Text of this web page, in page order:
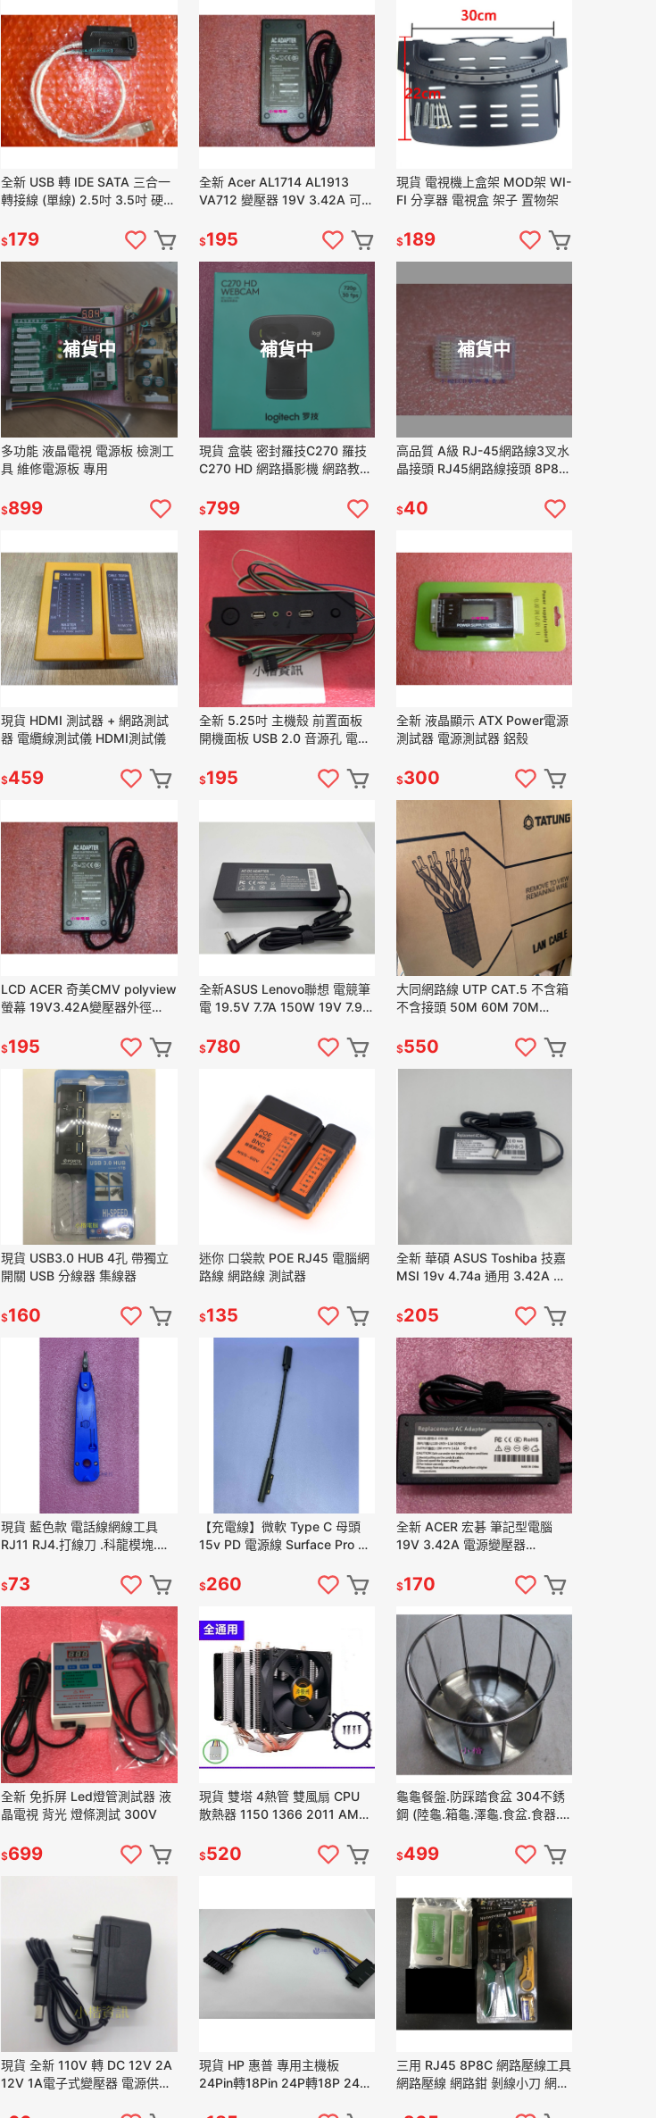
全新 USB 轉 IDE SATA 三合一
轉接線 (單線) 2.5吋 3.5吋 硬碟
$179
全新 Acer AL1714 AL1913
VA712 變壓器 19V 3.42A 可代
$195
現貨 電視機上盒架 MOD架 WI-
FI 分享器 電視盒 架子 置物架
$189
補貨中
多功能 液晶電視 電源板 檢測工
具 維修電源板 專用
$899
補貨中
現貨 盒裝 密封羅技C270 羅技
C270 HD 網路攝影機 網路教學
$799
補貨中
高品質 A級 RJ-45網路線3叉水
晶接頭 RJ45網路線接頭 8P8C
$40
現貨 HDMI 測試器 + 網路測試
器 電纜線測試儀 HDMI測試儀
$459
全新 5.25吋 主機殼 前置面板
開機面板 USB 2.0 音源孔 電源
$195
全新 液晶顯示 ATX Power電源
測試器 電源測試器 鋁殼
$300
LCD ACER 奇美CMV polyview
螢幕 19V3.42A變壓器外徑
$195
全新ASUS Lenovo聯想 電競筆
電 19.5V 7.7A 150W 19V 7.9A
$780
大同網路線 UTP CAT.5 不含箱
不含接頭 50M 60M 70M
$550
現貨 USB3.0 HUB 4孔 帶獨立
開關 USB 分線器 集線器
$160
迷你 口袋款 POE RJ45 電腦網
路線 網路線 測試器
$135
全新 華碩 ASUS Toshiba 技嘉
MSI 19v 4.74a 通用 3.42A 電
$205
現貨 藍色款 電話線網線工具
RJ11 RJ4.打線刀 .科龍模塊.打
插座 網路插座
$73
【充電線】微軟 Type C 母頭
15v PD 電源線 Surface Pro 3
$260
全新 ACER 宏碁 筆記型電腦
19V 3.42A 電源變壓器
$170
全新 免拆屏 Led燈管測試器 液
晶電視 背光 燈條測試 300V
$699
現貨 雙塔 4熱管 雙風扇 CPU
散熱器 1150 1366 2011 AM2
$520
龜龜餐盤.防踩踏食盆 304不銹
鋼 (陸龜.箱龜.澤龜.食盆.食器.水
$499
現貨 全新 110V 轉 DC 12V 2A
12V 1A電子式變壓器 電源供應
現貨 HP 惠普 專用主機板
24Pin轉18Pin 24P轉18P 24針
三用 RJ45 8P8C 網路壓線工具
網路壓線 網路鉗 剝線小刀 網路